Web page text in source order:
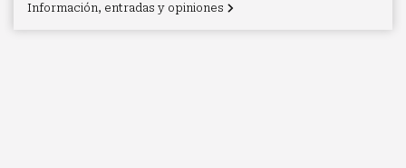
Información, entradas y opiniones